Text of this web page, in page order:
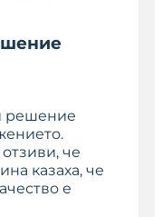
решение
че
казаха, че
е